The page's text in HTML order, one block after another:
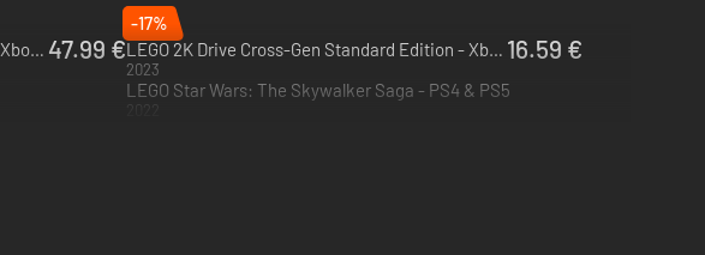
LEGO Batman: Legacy of the Dark Knight - Xbox Series X|S 47.99 €
-17%
LEGO 2K Drive Cross-Gen Standard Edition - Xbox One & Xbox Series X|S
2023
16.59 €
LEGO Star Wars: The Skywalker Saga - PS4 & PS5